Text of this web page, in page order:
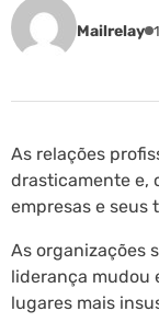
Mailrelay
As relações
drasticamente e,
empresas e seus
As organizações
liderança mudou
lugares mais